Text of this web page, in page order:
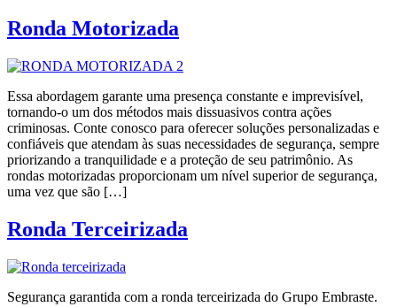
Ronda Motorizada
Essa abordagem garante uma presença constante e imprevisível,
tornando-o um dos métodos mais dissuasivos contra ações
criminosas. Conte conosco para oferecer soluções personalizadas e
confiáveis que atendam às suas necessidades de segurança, sempre
priorizando a tranquilidade e a proteção de seu patrimônio. As
rondas motorizadas proporcionam um nível superior de segurança,
uma vez que são […]
Ronda Terceirizada
Segurança garantida com a ronda terceirizada do Grupo Embraste.